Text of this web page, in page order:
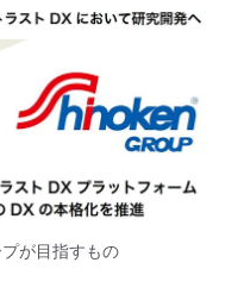
が目指すもの